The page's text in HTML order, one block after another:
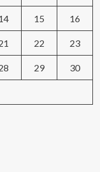
15 16
22 23
29 30